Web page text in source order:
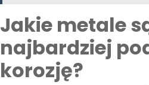
Jakie metale
najbardziej
korozję?